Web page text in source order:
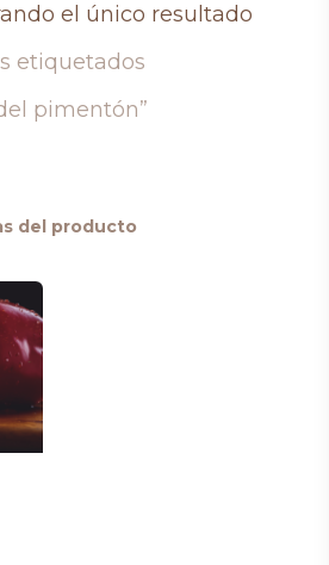
el único resultado
etiquetados
pimentón”
del producto